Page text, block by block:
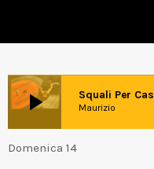
play_arrow Squali Per
Maurizio
Domenica 14